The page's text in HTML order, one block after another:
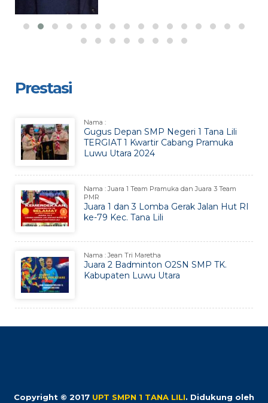
Prestasi
Nama :
Gugus Depan SMP Negeri 1 Tana Lili
TERGIAT 1 Kwartir Cabang Pramuka
Luwu Utara 2024
Nama : Juara 1 Team Pramuka dan Juara 3 Team
PMR
Juara 1 dan 3 Lomba Gerak Jalan Hut RI
ke-79 Kec. Tana Lili
Nama : Jean Tri Maretha
Juara 2 Badminton O2SN SMP TK.
Kabupaten Luwu Utara
Copyright © 2017 UPT SMPN 1 TANA LILI. Didukung oleh